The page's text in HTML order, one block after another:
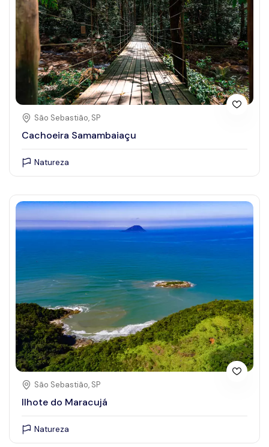
São Sebastião, SP
Cachoeira Samambaiaçu
Natureza
São Sebastião, SP
Ilhote do Maracujá
Natureza